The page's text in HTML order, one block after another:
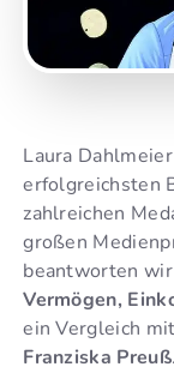
Laura
erfolgreichsten
zahlreichen
großen
beantworten
Vermögen,
ein Vergleich
Franziska Preuß.